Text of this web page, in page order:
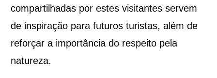
compartilhadas por estes visitantes servem
de inspiração para futuros turistas, além de
reforçar a importância do respeito pela
natureza.